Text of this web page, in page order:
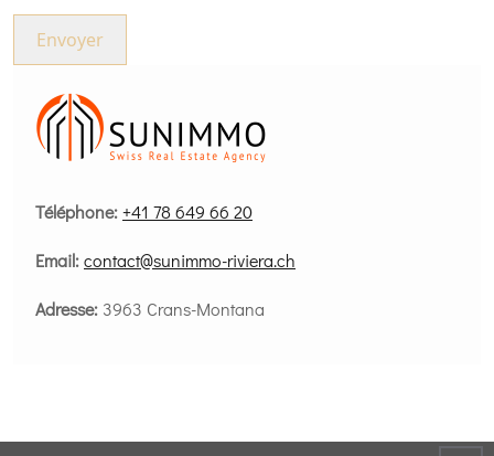
Téléphone:+41 78 649 66 20
Email:contact@sunimmo-riviera.ch
Adresse: 3963 Crans-Montana